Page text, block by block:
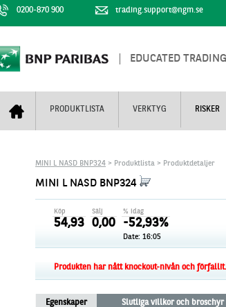
0200-870 900 trading.support@ngm.se
EDUCATED TRADING
PRODUKTLISTA VERKTYG RISKER
Mini Futures
Unlimited Turbos
Stoppade & förfallna produkter
Nyhestbrev+
Realtidskurser
Kunskapscentra+
Finansiell information
MINI L NASD BNP324 > Produktlista > Produktdetaljer
MINI L NASD BNP324
Köp
54,93
Sälj
0,00
% idag
-52,93%
Date: 16:05
Produkten har nått knockout-nivån och
Egenskaper Slutliga villkor och broschyr